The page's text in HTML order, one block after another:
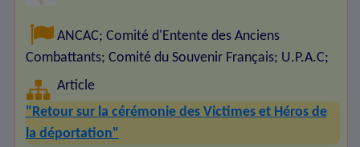
ANCAC;Comité d'Entente des Anciens
Combattants; Comité du Souvenir Français; U.P.A.C;
Article
"Retour sur la cérémonie des Victimes et Héros de
la déportation"